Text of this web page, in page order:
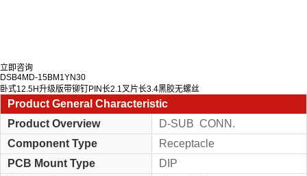
立即咨询
DSB4MD-15BM1YN30
卧式12.5H升级版带铆钉PIN长2.1叉片长3.4黑胶无螺丝
Product General Characteristic
Product Overview
D-SUB CONN.
Component Type
Receptacle
PCB Mount Type
DIP